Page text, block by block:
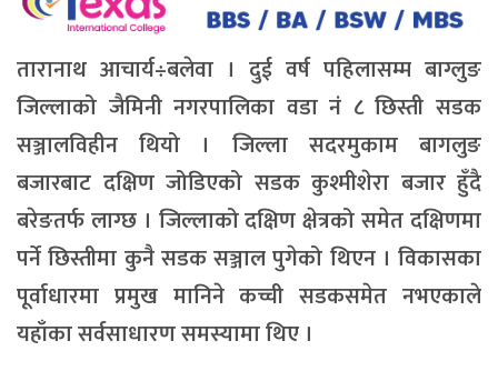
तारानाथ आचार्य÷बलेवा । दुई वर्ष पहिलासम्म बाग्लुङ
जिल्लाको जैमिनी नगरपालिका वडा नं ८ छिस्ती सडक
सञ्जालविहीन थियो । जिल्ला सदरमुकाम बागलुङ
बजारबाट दक्षिण जोडिएको सडक कुश्मीशेरा बजार हुँदै
बरेङतर्फ लाग्छ । जिल्लाको दक्षिण क्षेत्रको समेत दक्षिणमा
पर्ने छिस्तीमा कुनै सडक सञ्जाल पुगेको थिएन । विकासका
पूर्वाधारमा प्रमुख मानिने कच्ची सडकसमेत नभएकाले
यहाँका सर्वसाधारण समस्यामा थिए ।